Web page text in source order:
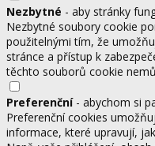
Nezbytné - aby stránky
Nezbytné soubory cookie
použitelnými tím, že
stránce a přístup k
těchto souborů cookie
Preferenční- abychom si
Preferenční cookies
informace, které upravují,